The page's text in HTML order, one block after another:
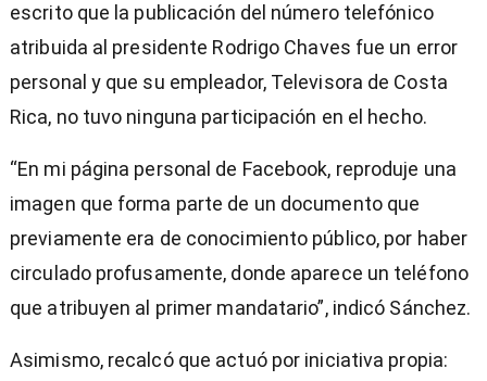
escrito que la publicación del número telefónico
atribuida al presidente Rodrigo Chaves fue un error
personal y que su empleador, Televisora de Costa
Rica, no tuvo ninguna participación en el hecho.
“En mi página personal de Facebook, reproduje una
imagen que forma parte de un documento que
previamente era de conocimiento público, por haber
circulado profusamente, donde aparece un teléfono
que atribuyen al primer mandatario”, indicó Sánchez.
Asimismo, recalcó que actuó por iniciativa propia: